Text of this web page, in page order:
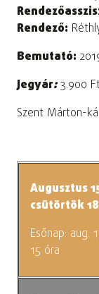
Rendező:
Bemutató:
Jegyár:3.900 Ft
Szent Márton-
Augusztus
csütörtök
Esőnap: aug.
15 óra